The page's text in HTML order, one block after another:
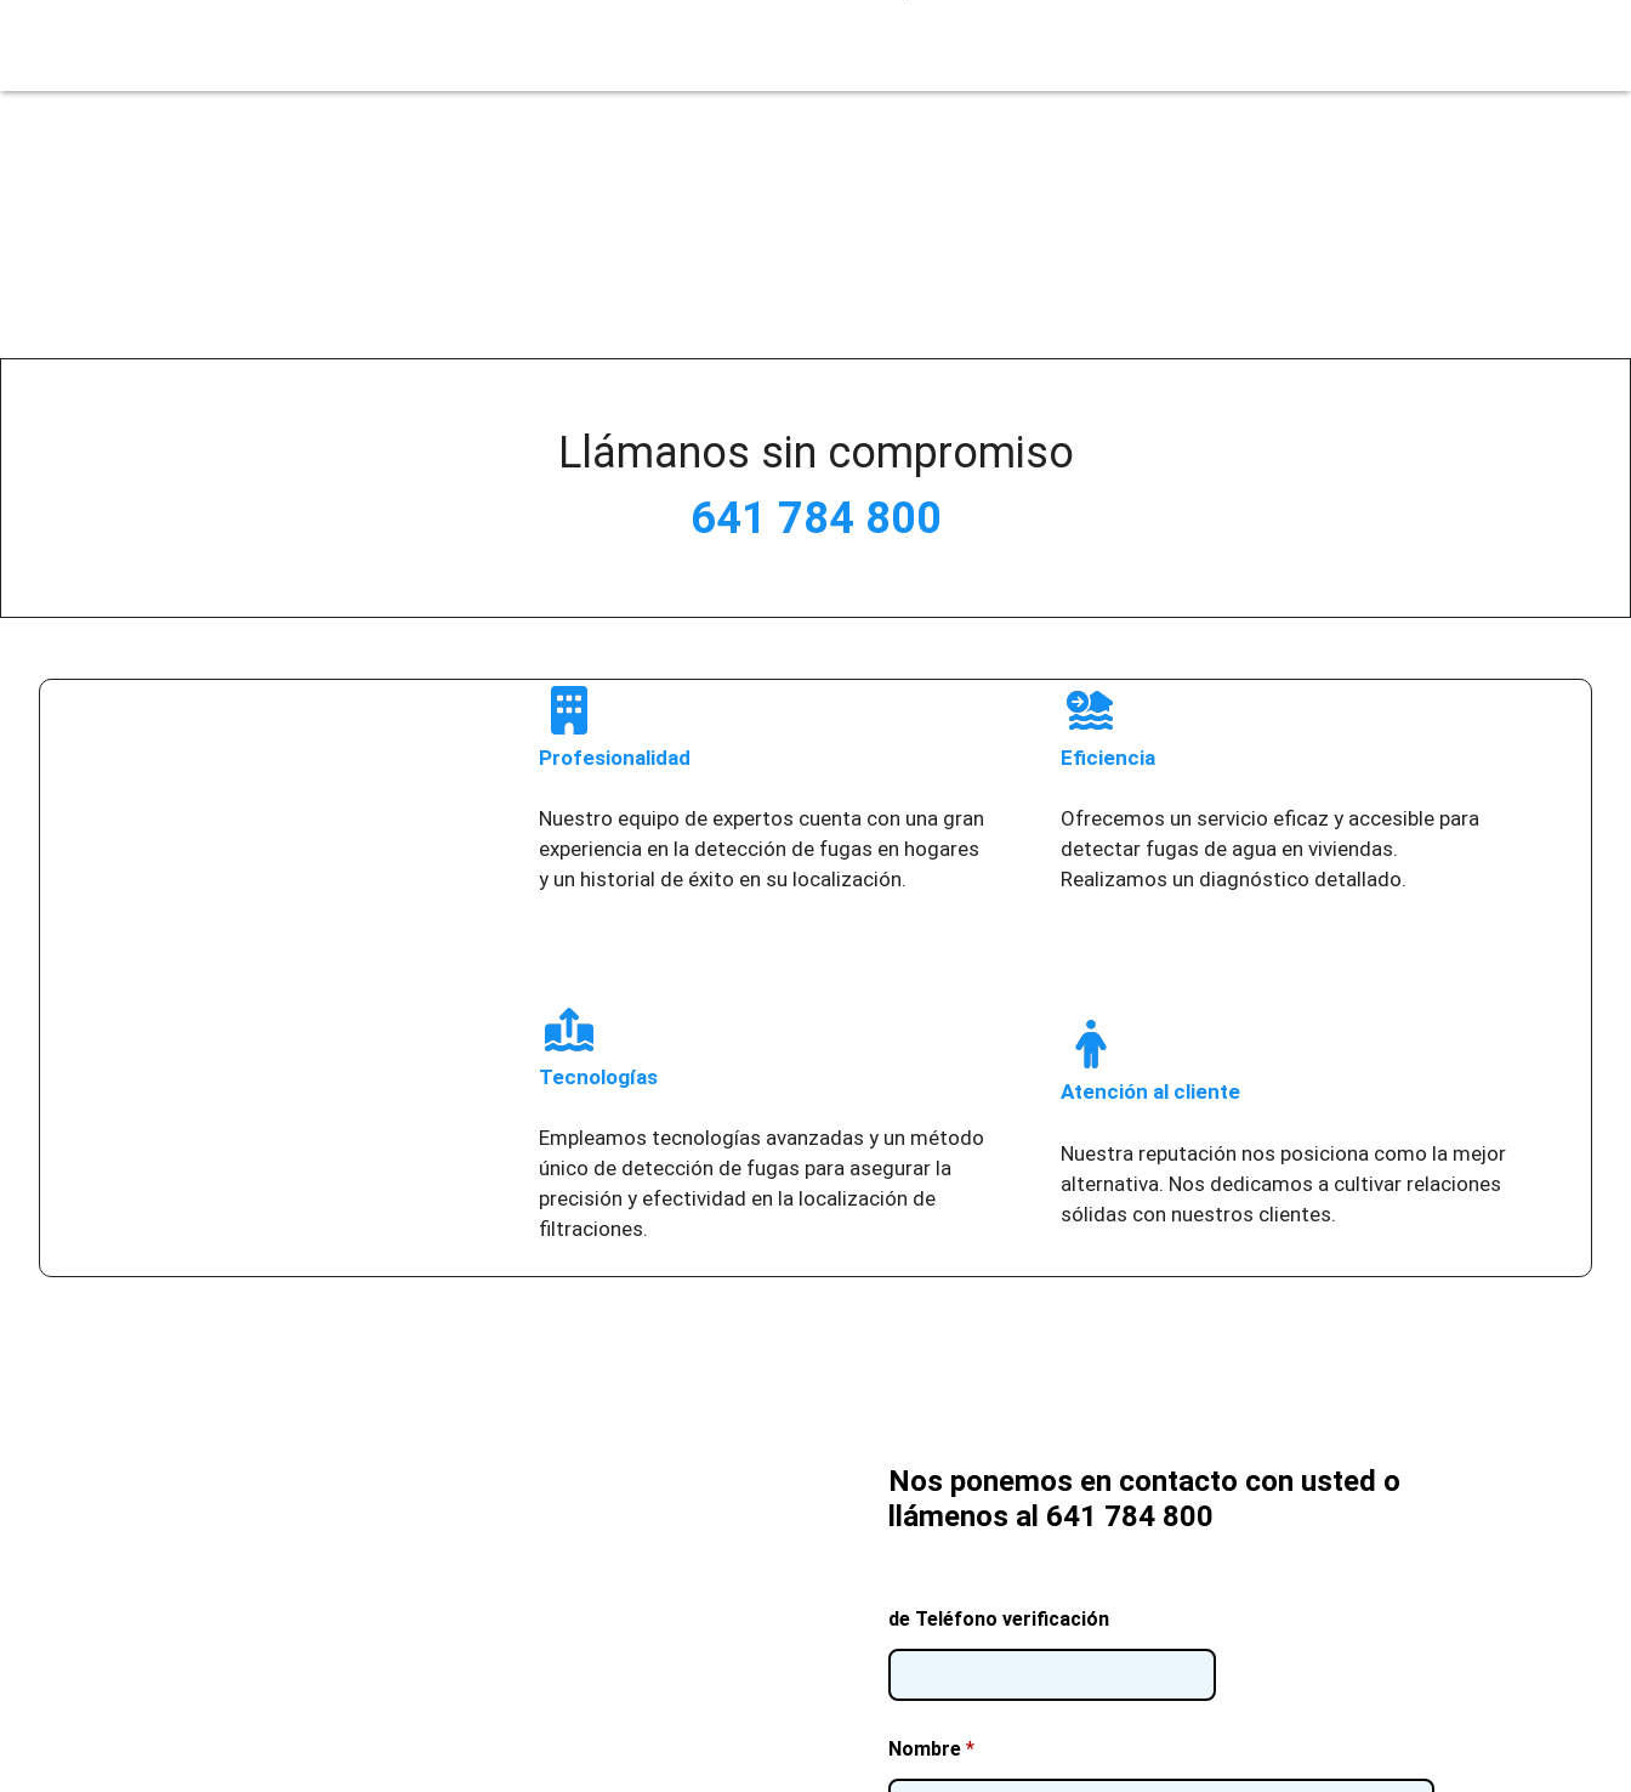
Llámanos sin compromiso
641 784 800
Profesionalidad
Nuestro equipo de expertos cuenta con una gran
experiencia en la detección de fugas en hogares
y un historial de éxito en su localización.
Eficiencia
Ofrecemos un servicio eficaz y accesible para
detectar fugas de agua en viviendas.
Realizamos un diagnóstico detallado.
Tecnologías
Empleamos tecnologías avanzadas y un método
único de detección de fugas para asegurar la
precisión y efectividad en la localización de
filtraciones.
Atención al cliente
Nuestra reputación nos posiciona como la mejor
alternativa. Nos dedicamos a cultivar relaciones
sólidas con nuestros clientes.
Nos ponemos en contacto con usted o
llámenos al 641 784 800
de Teléfono verificación
Nombre *